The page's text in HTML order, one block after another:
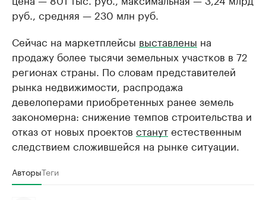
руб., средняя — 230 млн руб.
Сейчас на маркетплейсы выставлены на
продажу более тысячи земельных участков в 72
регионах страны. По словам представителей
рынка недвижимости, распродажа
девелоперами приобретенных ранее земель
закономерна: снижение темпов строительства и
отказ от новых проектов станутестественным
следствием сложившейся на рынке ситуации.
АвторыТеги